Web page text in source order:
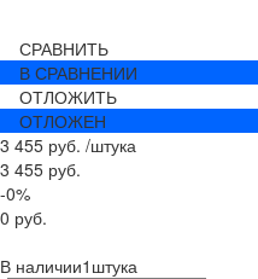
СРАВНИТЬ
В СРАВНЕНИИ
ОТЛОЖИТЬ
ОТЛОЖЕН
3 455 руб. /штука
3 455 руб.
-0%
0 руб.
В наличии1 штука